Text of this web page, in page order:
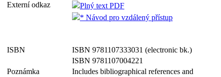
Externí odkaz
Plný text PDF
* Návod pro vzdálený přístup
ISBN
ISBN 9781107333031 (electronic bk.)
ISBN 9781107004221
Poznámka
Includes bibliographical references and